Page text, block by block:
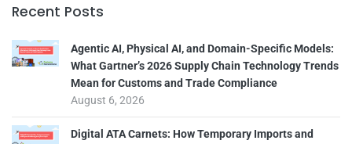
Recent Posts
Agentic AI, Physical AI, and Domain-Specific Models:
What Gartner’s 2026 Supply Chain Technology Trends
Mean for Customs and Trade Compliance
August 6, 2026
Digital ATA Carnets: How Temporary Imports and